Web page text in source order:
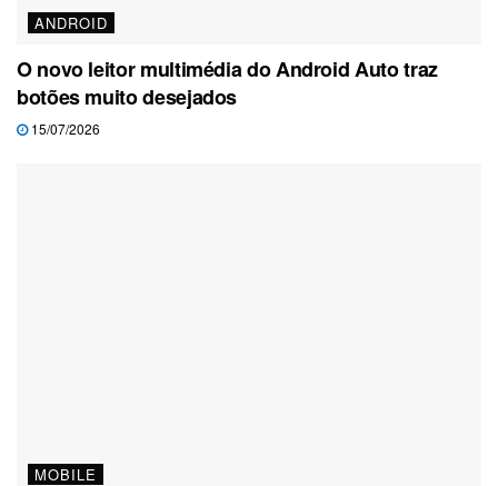
ANDROID
O novo leitor multimédia do Android Auto traz
botões muito desejados
15/07/2026
MOBILE